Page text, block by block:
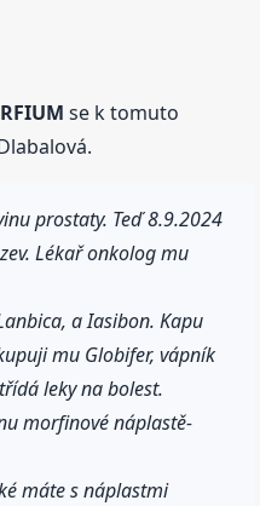
se k tomuto
prostaty. Teď 8.9.2024
Lékař onkolog mu
a Iasibon. Kapu
mu Globifer, vápník
leky na bolest.
morfinové náplastě-
máte s náplastmi